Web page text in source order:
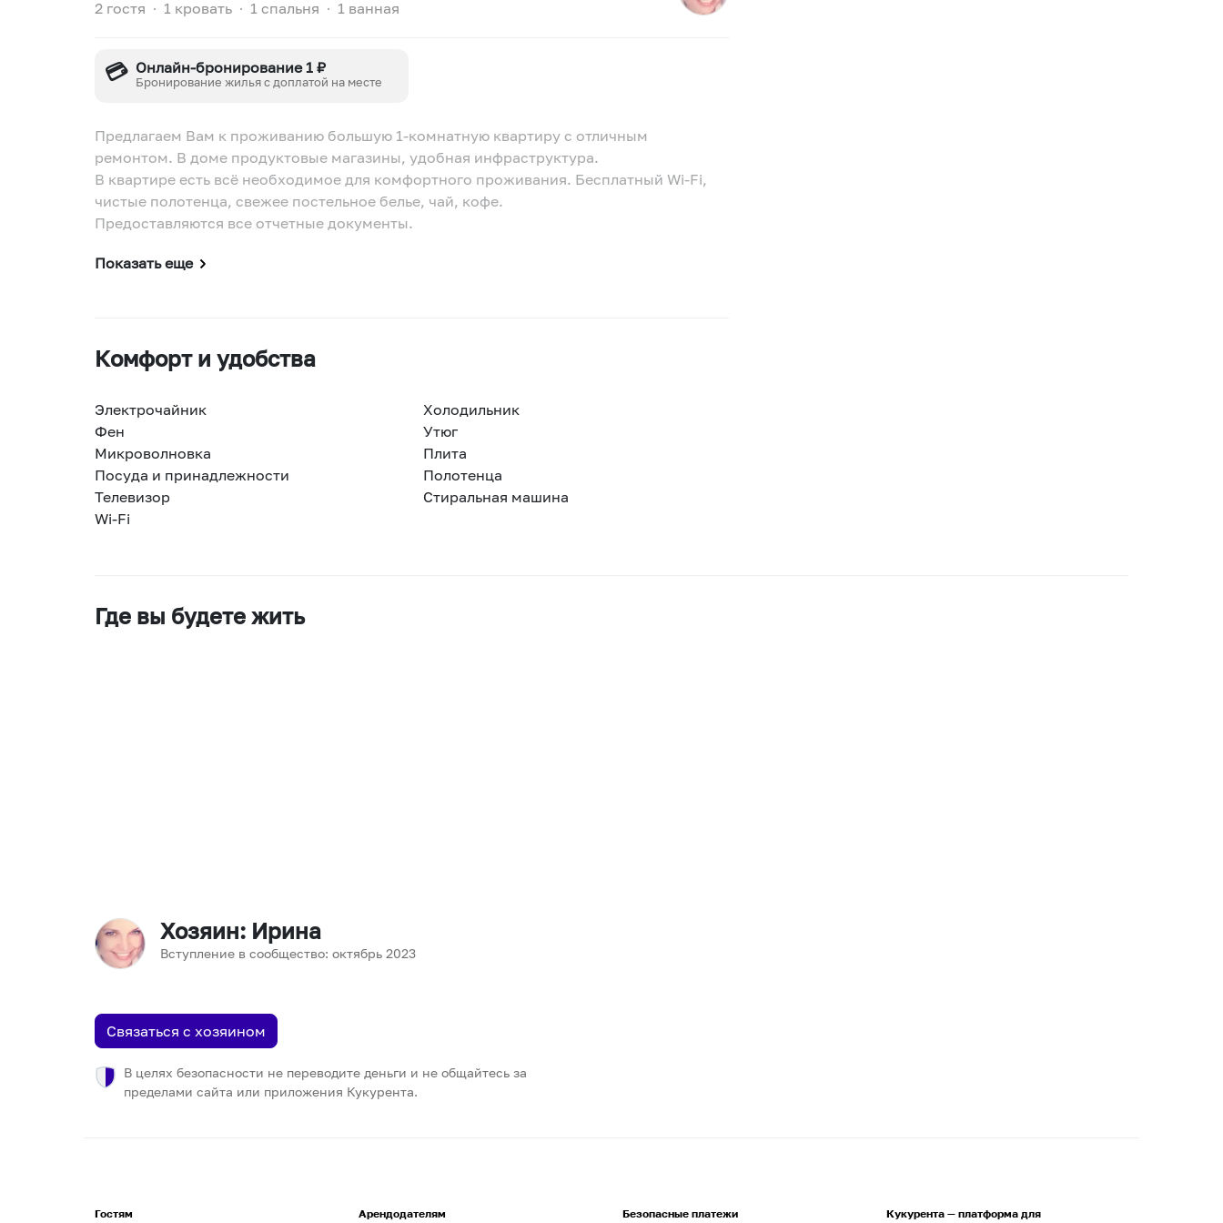
2 гостя ∙ 1 кровать ∙ 1 спальня ∙ 1 ванная
💳 Онлайн-бронирование 1 ₽
Бронирование жилья с доплатой на месте
Предлагаем Вам к проживанию большую 1-комнатную квартиру с отличным
ремонтом. В доме продуктовые магазины, удобная инфраструктура.
В квартире есть всё необходимое для комфортного проживания. Бесплатный Wi-Fi,
чистые полотенца, свежее постельное белье, чай, кофе.
Предоставляются все отчетные документы.
Показать еще
Комфорт и удобства
Электрочайник
Холодильник
Фен
Утюг
Микроволновка
Плита
Посуда и принадлежности
Полотенца
Телевизор
Стиральная машина
Wi-Fi
Где вы будете жить
Хозяин: Ирина
Вступление в сообщество: октябрь 2023
Связаться с хозяином
В целях безопасности не переводите деньги и не общайтесь за
пределами сайта или приложения Кукурента.
Гостям Арендодателям Безопасные платежи Кукурента — платформа для